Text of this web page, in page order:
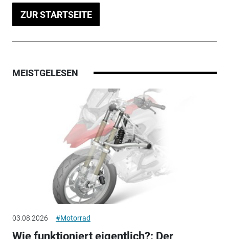
ZUR STARTSEITE
MEISTGELESEN
03.08.2026 #Motorrad
Wie funktioniert eigentlich?: Der